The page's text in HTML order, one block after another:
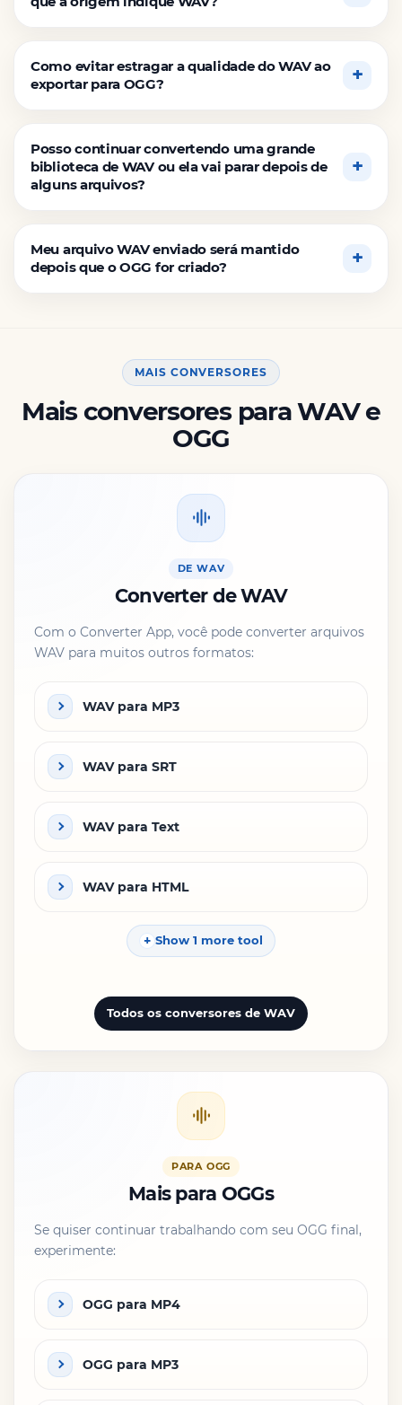
Como evitar estragar a qualidade do WAV ao
exportar para OGG?
Posso continuar convertendo uma grande
biblioteca de WAV ou ela vai parar depois de
alguns arquivos?
Meu arquivo WAV enviado será mantido
depois que o OGG for criado?
MAIS CONVERSORES
Mais conversores para WAV e
OGG
DE WAV
Converter de WAV
Com o Converter App, você pode converter arquivos
WAV para muitos outros formatos:
WAV para MP3
WAV para SRT
WAV para Text
WAV para HTML
Show 1 more tool
Todos os conversores de WAV
PARA OGG
Mais para OGGs
Se quiser continuar trabalhando com seu OGG final,
experimente:
OGG para MP4
OGG para MP3